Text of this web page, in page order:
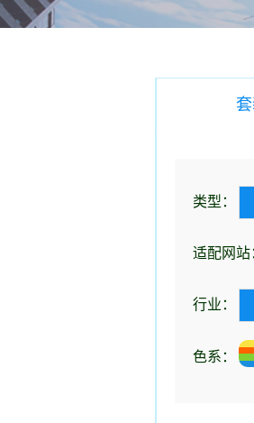
类型：
适配网站
行业：
色系：